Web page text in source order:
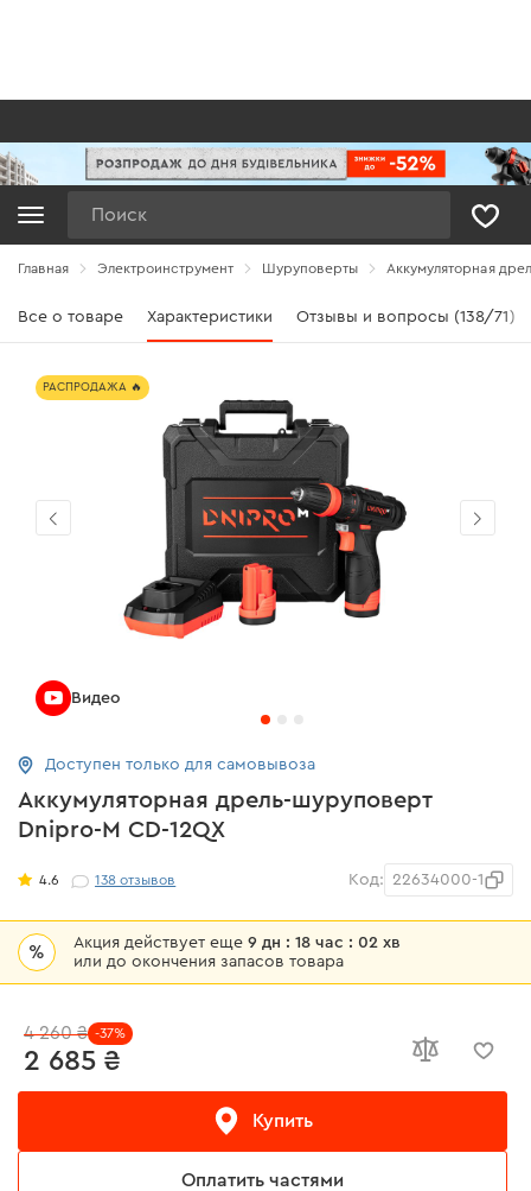
Главная Электроинструмент Шуруповерты Аккумуляторная
Все о товаре Характеристики Отзывы и вопросы (138/71)
Аккумуляторная дрель-шуруповерт
Dnipro-M CD-12QX
4.6 138отзывов Код: 22634000-1
% Акция действует еще9 дн : 18 час : 02 хв
или до окончения запасов товара
2 685 ₴
4 260 ₴ -37%
Купить
Оплатить частями
Доступен только для самовывоза
РАСПРОДАЖА 🔥
Видео